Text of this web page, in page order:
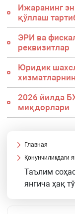
Ижаранинг
қўллаш
ЭРИ ва
реквизитлар
Юридик
2026 йилда
миқдорлари
Главная
Қонунчиликдаги
Таълим
янгича ҳақ